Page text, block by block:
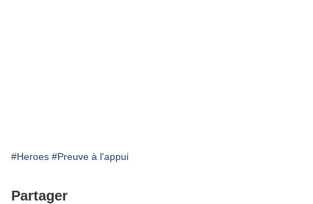
#Heroes #Preuve à l'appui
Partager